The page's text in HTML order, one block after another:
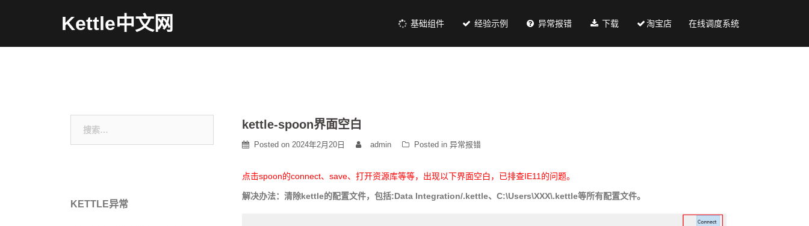
Kettle中文网 基础组件 经验示例 异常报错 下载 淘宝店 在线调度系统
索：
KETTLE异常
kettle-spoon界面空白
Posted on 2024年2月20日 admin Posted in 异常报错
点击spoon的connect、save、打开资源库等等，出现以下界面空白，已排查IE11的问题。
解决办法：清除kettle的配置文件，包括:Data Integration/.kettle、C:\Users\XXX\.kettle等所有配置文件。